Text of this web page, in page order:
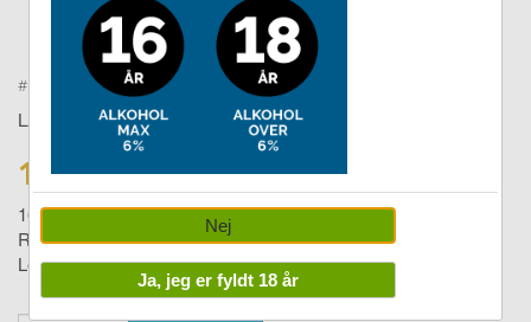
Double tap to zoom
# 27501302
LAKRIDS BY BÜLOW
139,00 DKK
165,00
Regular crispy raspberry 270g
Levering:1-4 dage
Nej
Ja, jeg er fyldt 18 år